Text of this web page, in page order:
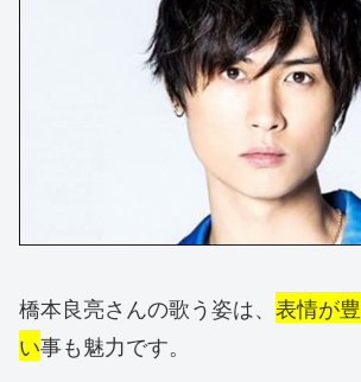
橋本良亮さんの歌う姿は、 表情が
い事も魅力です。